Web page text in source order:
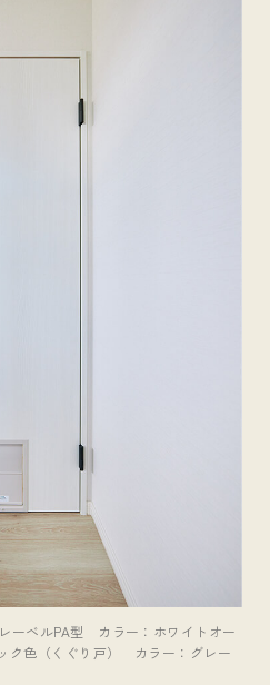
ーベルPA型 カラー：ホワイトオー
ク色（くぐり戸） カラー：グレー